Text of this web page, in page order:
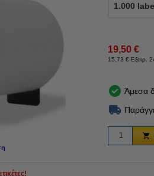
1.000
19,50 €
15,73 € Εξαιρ.
Άμεσα